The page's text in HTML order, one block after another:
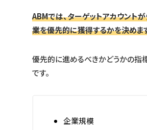
ABMでは、ターゲットアカウント
業を優先的に獲得するかを決めま
優先的に進めるべきかどうかの指
です。
企業規模